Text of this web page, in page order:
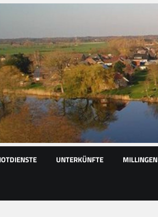
UNTERKÜNFTE MILLINGEN